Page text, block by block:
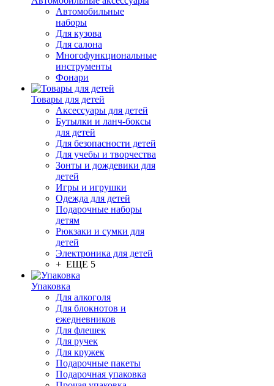
Автомобильные
наборы
Для кузова
Для салона
Многофункциональные
инструменты
Фонари
Товары для детей
Аксессуары для детей
Бутылки и ланч-боксы
для детей
Для безопасности детей
Для учебы и творчества
Зонты и дождевики для
детей
Игры и игрушки
Одежда для детей
Подарочные наборы
детям
Рюкзаки и сумки для
детей
Электроника для детей
+ ЕЩЕ 5
Упаковка
Для алкоголя
Для блокнотов и
ежедневников
Для флешек
Для ручек
Для кружек
Подарочные пакеты
Подарочная упаковка